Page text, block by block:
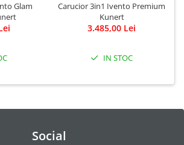
Glam
Carucior 3in1 Ivento Premium
Kunert
3.485,00 Lei
IN STOC
Social